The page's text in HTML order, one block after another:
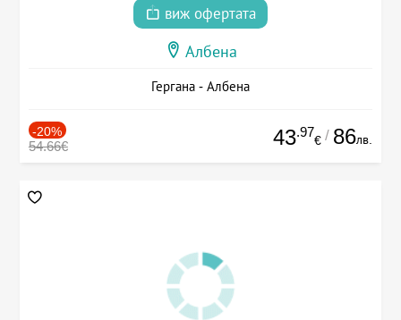
виж офертата
Албена
Гергана - Албена
-20%
54.66€ 43.97
€ / 86лв.